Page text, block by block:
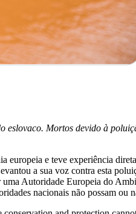
Mortos devido à
e teve experiência
a sua voz contra esta
Autoridade Europeia do
nacionais não possam ou